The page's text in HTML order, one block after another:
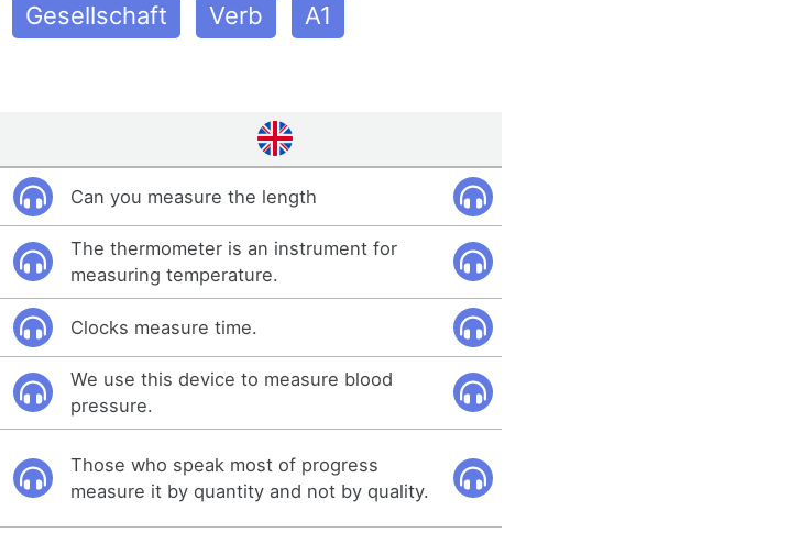
Gesellschaft Verb A1
Can you measure the length
The thermometer is an instrument for
measuring temperature.
Clocks measure time.
We use this device to measure blood
pressure.
Those who speak most of progress
measure it by quantity and not by quality.